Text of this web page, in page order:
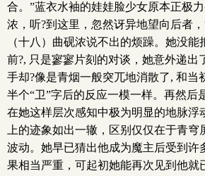
合。”蓝衣水袖的娃娃脸少女原本正极
浓，听?到这里，忽然讶异地望向后者
（十八）曲砚浓说不出的烦躁。她没
前?, 只是寥寥片刻的对谈，她意外递出
手却?像是青烟一般突兀地消散了, 和当
半个“卫”字后的反应一模一样。再然后
在她这样层次感知中极为明显的地脉浮
上的迹象如出一辙，区别仅仅在于青
波动。她早已猜出他成为魔主后受到许
果相当严重，可起初她能再次见到他就